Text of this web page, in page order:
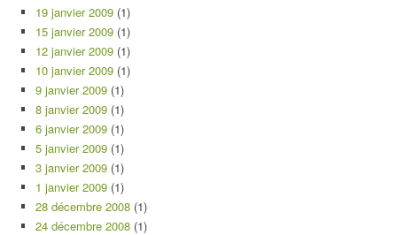
19 janvier 2009 (1)
15 janvier 2009 (1)
12 janvier 2009 (1)
10 janvier 2009 (1)
9 janvier 2009 (1)
8 janvier 2009 (1)
6 janvier 2009 (1)
5 janvier 2009 (1)
3 janvier 2009 (1)
1 janvier 2009 (1)
28 décembre 2008 (1)
24 décembre 2008 (1)